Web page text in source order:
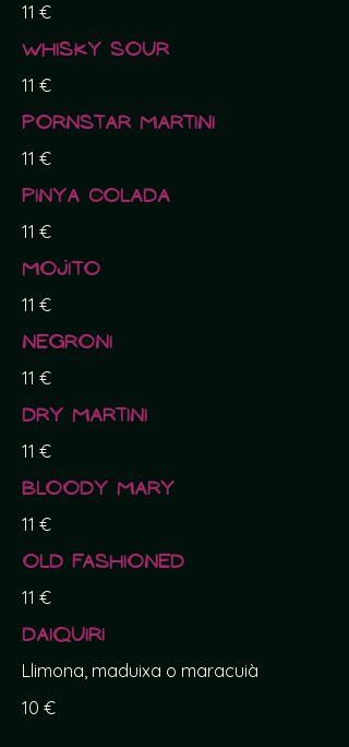
11 €
Whisky sour
11 €
Pornstar Martini
11 €
Pinya Colada
11 €
Mojito
11 €
Negroni
11 €
Dry Martini
11 €
Bloody Mary
11 €
Old Fashioned
11 €
Daiquiri
Llimona, maduixa o maracuià
10 €